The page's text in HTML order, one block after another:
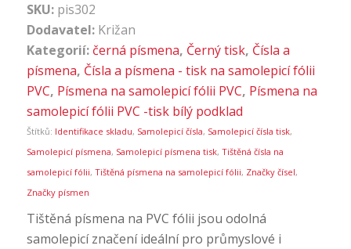
SKU: pis302
Dodavatel: Križan
Kategorií: černá písmena, Černý tisk, Čísla a
písmena, Čísla a písmena - tisk na samolepicí fólii
PVC, Písmena na samolepicí fólii PVC, Písmena na
samolepicí fólii PVC -tisk bílý podklad
Štítků: Identifikace skladu, Samolepicí čísla, Samolepicí čísla tisk,
Samolepicí písmena, Samolepicí písmena tisk, Tištěná čísla na
samolepicí fólii, Tištěná písmena na samolepicí fólii, Značky čísel,
Značky písmen
Tištěná písmena na PVC fólii jsou odolná
samolepicí značení ideální pro průmyslové i